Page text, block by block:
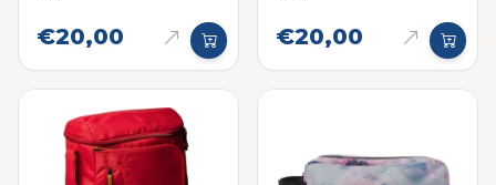
€20,00 €20,00